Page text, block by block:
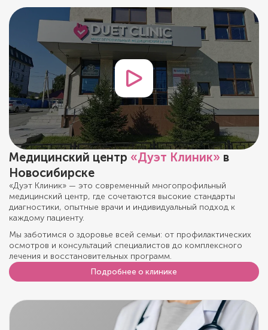
Медицинский центр «Дуэт Клиник» в
Новосибирске
«Дуэт Клиник» — это современный многопрофильный
медицинский центр, где сочетаются высокие стандарты
диагностики, опытные врачи и индивидуальный подход к
каждому пациенту.
Мы заботимся о здоровье всей семьи: от профилактических
осмотров и консультаций специалистов до комплексного
лечения и восстановительных программ.
Подробнее о клинике